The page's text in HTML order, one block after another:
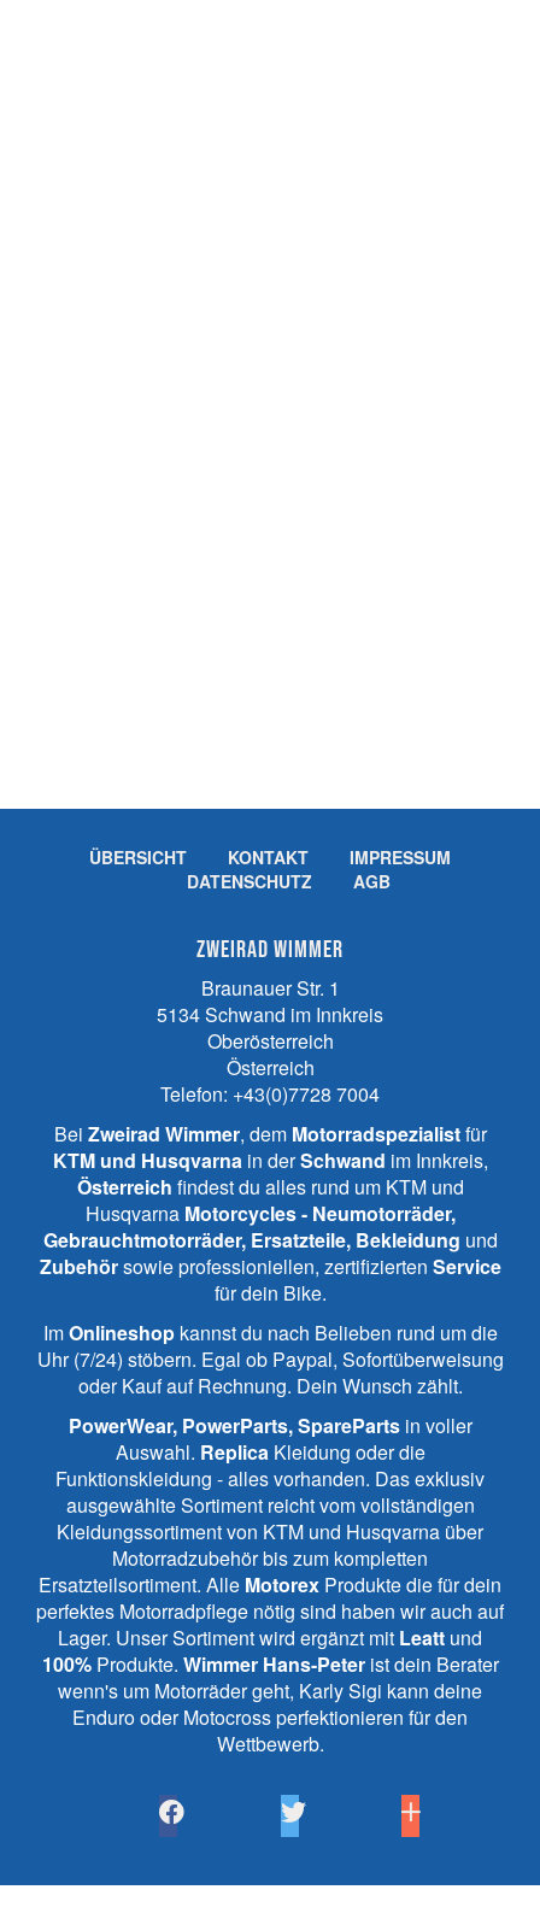
ÜBERSICHT KONTAKT
IMPRESSUM
DATENSCHUTZ
AGB
Zweirad Wimmer
Braunauer Str. 1
5134Schwand im Innkreis
Oberösterreich
Österreich
Telefon: +43(0)7728 7004
Bei Zweirad Wimmer, dem Motorradspezialistfür
KTM und Husqvarna in derSchwand im Innkreis,
Österreich findest du alles rund um KTM und
Husqvarna Motorcycles - Neumotorräder,
Gebrauchtmotorräder, Ersatzteile, Bekleidung und
Zubehörsowie professioniellen, zertifizierten Service
für dein Bike.
ImOnlineshopkannst du nach Belieben rund um die
Uhr (7/24) stöbern. Egal ob Paypal, Sofortüberweisung
oder Kauf auf Rechnung. Dein Wunsch zählt.
PowerWear, PowerParts, SparePartsin voller
Auswahl. Replica Kleidung oder die
Funktionskleidung - alles vorhanden. Das exklusiv
ausgewählte Sortiment reicht vom vollständigen
Kleidungssortiment von KTM und Husqvarna über
Motorradzubehör bis zum kompletten
Ersatzteilsortiment. Alle Motorex Produkte die für dein
perfektes Motorradpflege nötig sind haben wir auch auf
Lager. Unser Sortiment wird ergänzt mit Leatt und
100%Produkte. Wimmer Hans-Peterist dein Berater
wenn's um Motorräder geht, Karly Sigi kann deine
Enduro oder Motocross perfektionieren für den
Wettbewerb.